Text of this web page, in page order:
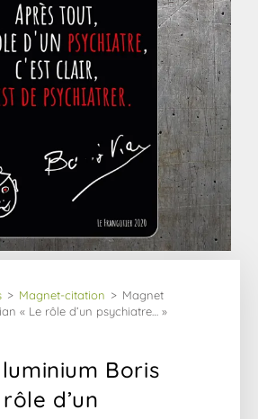
> Magnet-citation > Magnet
« Le rôle d’un psychiatre… »
Boris
d’un